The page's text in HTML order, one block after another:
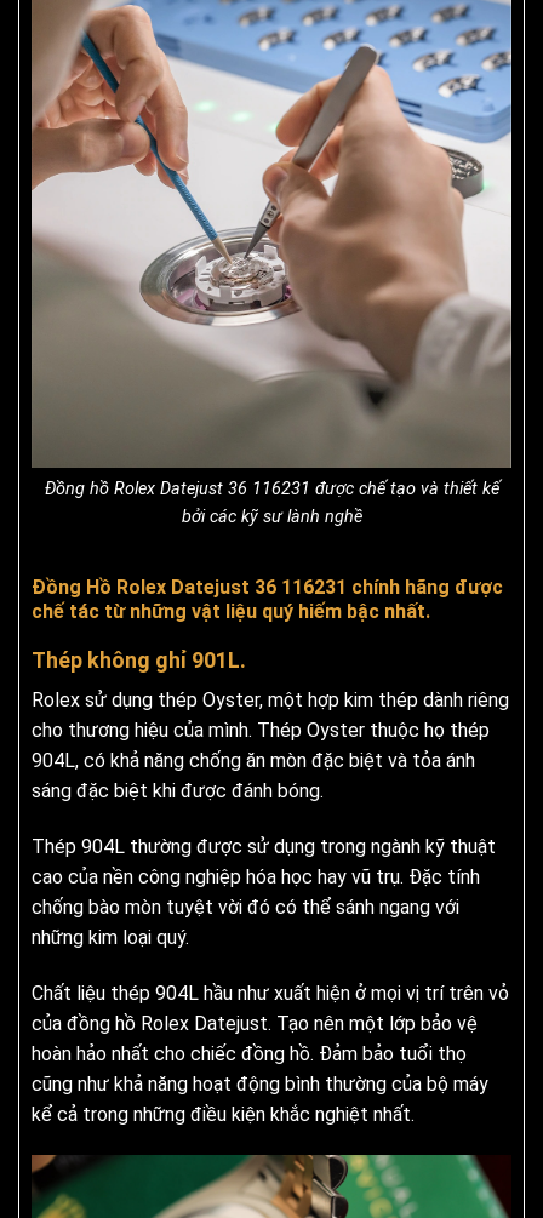
Đồng hồ Rolex Datejust 36 116231 được chế tạo và thiết kế
bởi các kỹ sư lành nghề
Đồng Hồ Rolex Datejust 36 116231 chính hãng được
chế tác từ những vật liệu quý hiếm bậc nhất.
Thép không ghỉ 901L.
Rolex sử dụng thép Oyster, một hợp kim thép dành riêng
cho thương hiệu của mình. Thép Oyster thuộc họ thép
904L, có khả năng chống ăn mòn đặc biệt và tỏa ánh
sáng đặc biệt khi được đánh bóng.
Thép 904L thường được sử dụng trong ngành kỹ thuật
cao của nền công nghiệp hóa học hay vũ trụ. Đặc tính
chống bào mòn tuyệt vời đó có thể sánh ngang với
những kim loại quý.
Chất liệu thép 904L hầu như xuất hiện ở mọi vị trí trên vỏ
của đồng hồ Rolex Datejust. Tạo nên một lớp bảo vệ
hoàn hảo nhất cho chiếc đồng hồ. Đảm bảo tuổi thọ
cũng như khả năng hoạt động bình thường của bộ máy
kể cả trong những điều kiện khắc nghiệt nhất.